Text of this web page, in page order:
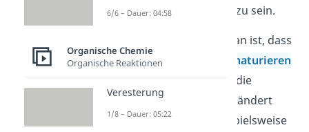
Verdacht, krebserregend zu sein.
Besonders gefährlich daran ist, dass
Formaldehyd Proteine
denaturieren
kann. Das bedeutet, dass die
Struktur des
verändert
wird. Methanal kann beispielsweise
6/6 – Dauer: 04:58
Organische Chemie
Organische Reaktionen
Veresterung
1/8 – Dauer: 05:22